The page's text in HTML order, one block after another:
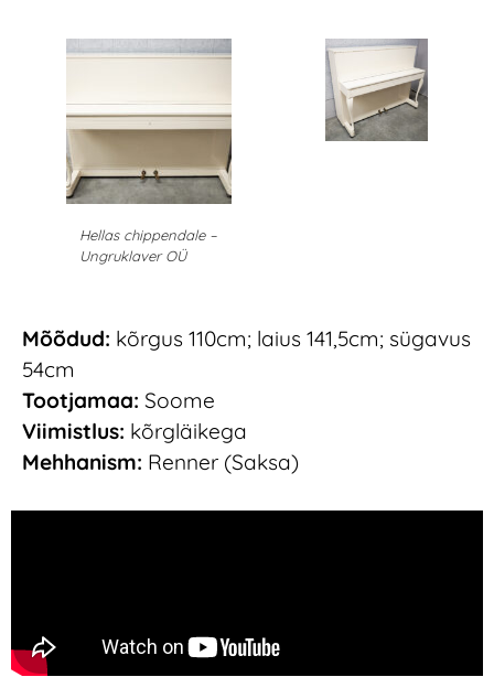
Hellas chippendale –
Ungruklaver OÜ
Mõõdud: kõrgus 110cm; laius 141,5cm; sügavus
54cm
Tootjamaa: Soome
Viimistlus: kõrgläikega
Mehhanism: Renner (Saksa)